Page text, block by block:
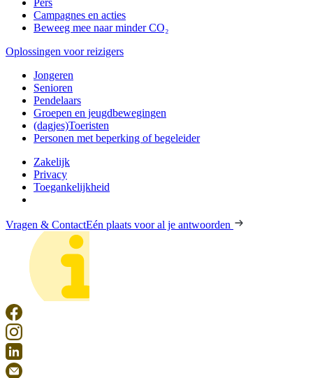
Pers
Campagnes en acties
Beweeg mee naar minder CO₂
Oplossingen voor reizigers
Jongeren
Senioren
Pendelaars
Groepen en jeugdbewegingen
(dagjes)Toeristen
Personen met beperking of begeleider
Zakelijk
Privacy
Toegankelijkheid
Vragen & ContactEén plaats voor al je antwoorden